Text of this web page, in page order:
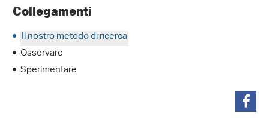
Collegamenti
Il nostro metodo di ricerca
Osservare
Sperimentare